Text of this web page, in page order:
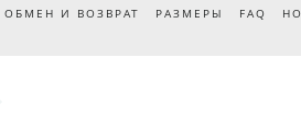
ОБМЕН И ВОЗВРАТ РАЗМЕРЫ FAQ